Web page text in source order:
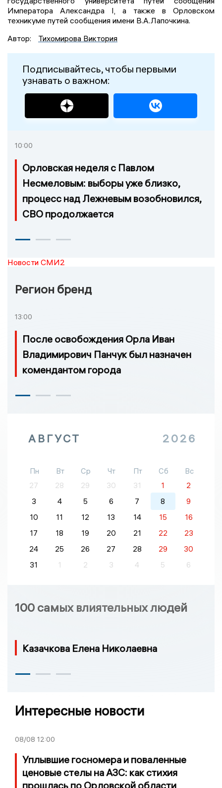
Императора Александра I, а также в Орловском
техникуме путей сообщения имени В.А.Лапочкина.
Автор:
Тихомирова Виктория
Подписывайтесь, чтобы первыми
узнавать о важном:
10:00
Орловская неделя с Павлом
Несмеловым: выборы уже близко,
процесс над Лежневым возобновился,
СВО продолжается
Новости СМИ2
Регион бренд
13:00
После освобождения Орла Иван
Владимирович Панчук был назначен
комендантом города
АВГУСТ 2026
Пн Вт Ср Чт Пт Сб
Вс
27
28 29 30 31 1
2
3
4 5 6 7 8
9
10
11 12 13 14 15
16
17
18 19 20 21 22
23
24
25 26 27 28 29
30
31
1 2 3 4 5 6
100 самых влиятельных людей
Казачкова Елена Николаевна
Интересные новости
08/08 12:00
Уплывшие госномера и поваленные
ценовые стелы на АЗС: как стихия
прошлась по Орловской области